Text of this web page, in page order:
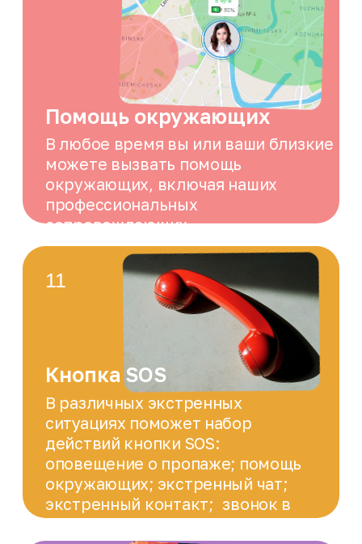
С услугой «Защитник» клиент будет
под надёжной охраной специально
обученного Сопровождающего на
протяжении всего пути
Перевозка собаки-
Поездки с собакой-поводырём не требуют
дополнительной оплаты за питомца.
Сопровождающие помогут пассажиру и
питомцу устроиться в машине, а затем
проведут их до нужного места или укажут
правильное направление
Польза с удовольствием